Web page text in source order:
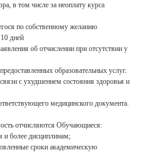
в том числе за неоплату курса
по собственному желанию
дней
об отчислении при отсутствии у
образовательных услуг.
с ухудшением состояния здоровья и
медицинского документа.
отчисляются Обучающиеся:
и более дисциплинам;
сроки академическую